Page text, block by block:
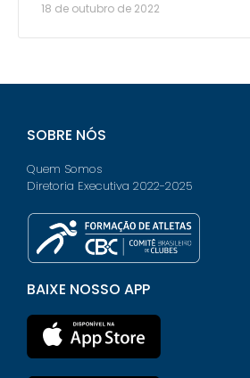
18 de outubro de 2022
SOBRE NÓS
Quem Somos
Diretoria Executiva 2022-2025
BAIXE NOSSO APP